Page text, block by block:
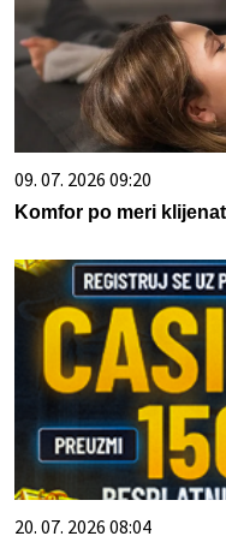
09. 07. 2026 09:20
Komfor po meri
20. 07. 2026 08:04